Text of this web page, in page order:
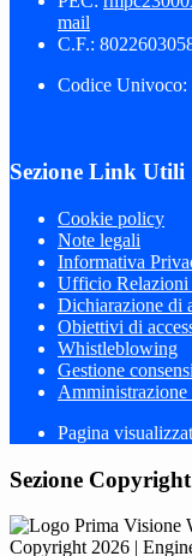
mail
C.F.:
Codice
Sezione Link Utili
Cookie policy
Note legali
Informativa
Ufficio
Dichiarazione di
Obiettivi di
Whistleblowing
Gestione
Amministrazione
Pagina
Sezione Copyright
Copyright 2026 |